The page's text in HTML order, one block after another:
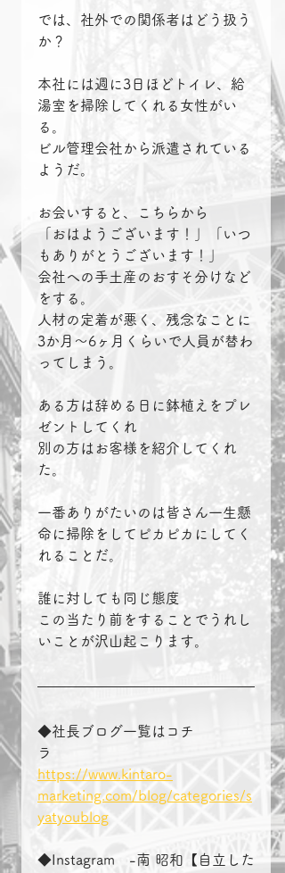
では、社外での関係者はどう扱う
か？
本社には週に3日ほどトイレ、給
湯室を掃除してくれる女性がい
る。
ビル管理会社から派遣されている
ようだ。
お会いすると、こちらから
「おはようございます！」「いつ
もありがとうございます！」
会社への手土産のおすそ分けなど
をする。
人材の定着が悪く、残念なことに
3か月～6ヶ月くらいで人員が替わ
ってしまう。
ある方は辞める日に鉢植えをプレ
ゼントしてくれ
別の方はお客様を紹介してくれ
た。
一番ありがたいのは皆さん一生懸
命に掃除をしてピカピカにしてく
れることだ。
誰に対しても同じ態度
この当たり前をすることでうれし
いことが沢山起こります。
◆社長ブログ一覧はコチ
ラ
https://www.kintaro-
marketing.com/blog/categories/s
yatyoublog
◆Instagram　-南 昭和【自立した